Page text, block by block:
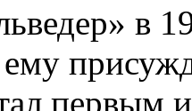
в
ему
первым